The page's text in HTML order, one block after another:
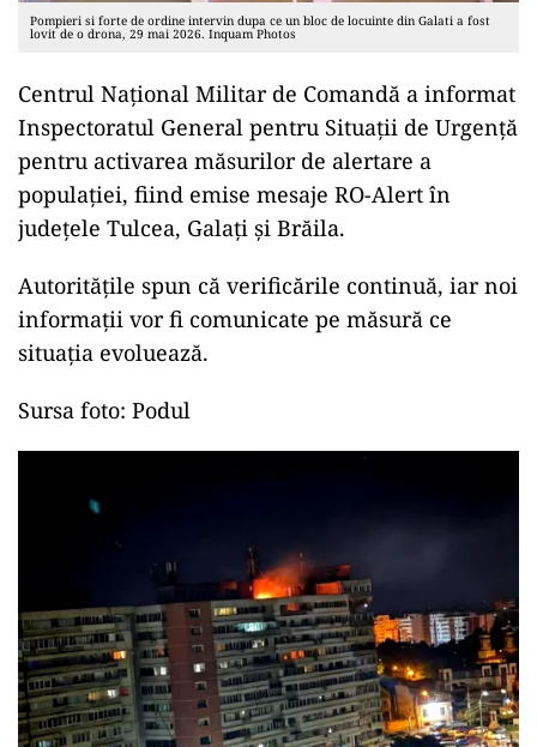
Pompieri si forte de ordine intervin dupa ce un bloc de locuinte din Galati a fost
lovit de o drona, 29 mai 2026. Inquam Photos
Centrul Național Militar de Comandă a informat
Inspectoratul General pentru Situații de Urgență
pentru activarea măsurilor de alertare a
populației, fiind emise mesaje RO-Alert în
județele Tulcea, Galați și Brăila.
Autoritățile spun că verificările continuă, iar noi
informații vor fi comunicate pe măsură ce
situația evoluează.
Sursa foto: Podul